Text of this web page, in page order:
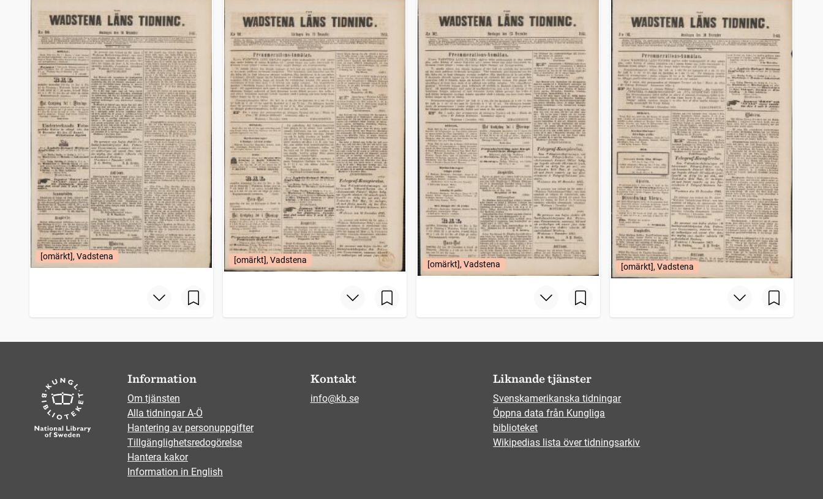
[omärkt], Vadstena [omärkt], Vadstena [omärkt], Vadstena [omärkt], Vadstena
Information
Om tjänsten
Alla tidningar A-Ö
Hantering av personuppgifter
Tillgänglighetsredogörelse
Hantera kakor
Information in English
Kontakt
info@kb.se
Liknande tjänster
Svenskamerikanska tidningar
Öppna data från Kungliga
biblioteket
Wikipedias lista över tidningsarkiv